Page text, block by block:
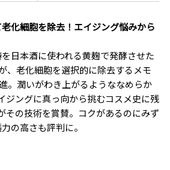
化細胞を除去！エイジング悩みから
日本酒に使われる黄麹で発酵させた
、老化細胞を選択的に除去するメモ
。潤いがわき上がるようななめらか
ジングに真っ向から挑むコスメ史に残
その技術を賞賛。コクがあるのにみず
の高さも評判に。